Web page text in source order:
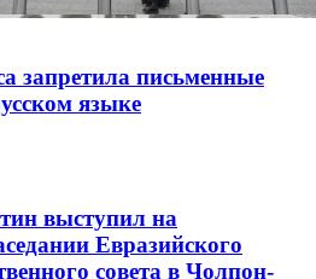
запретила письменные
языке
выступил на
Евразийского
совета в Чолпон-